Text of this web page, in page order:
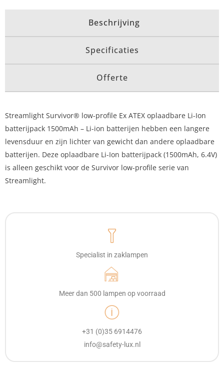
Beschrijving
Specificaties
Offerte
Streamlight Survivor® low-profile Ex ATEX oplaadbare Li-Ion
batterijpack 1500mAh – Li-ion batterijen hebben een langere
levensduur en zijn lichter van gewicht dan andere oplaadbare
batterijen. Deze oplaadbare Li-Ion batterijpack (1500mAh, 6.4V)
is alleen geschikt voor de Survivor low-profile serie van
Streamlight.
Specialist in zaklampen
Meer dan 500 lampen op voorraad
+31 (0)35 6914476
info@safety-lux.nl